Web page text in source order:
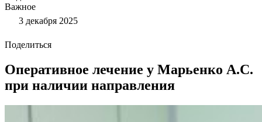
Важное
3 декабря 2025
Поделиться
Оперативное лечение у Марьенко А.С.
при наличии направления